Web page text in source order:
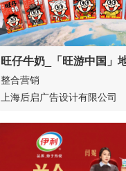
旺仔牛奶_「旺游中国」
整合营销
上海后启广告设计有限公司